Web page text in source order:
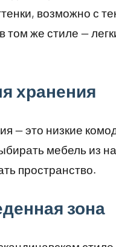
возможно с
том же стиле —
хранения
— это низкие
мебель из
пространство.
зона